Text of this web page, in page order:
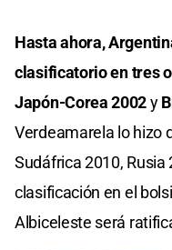
Hasta ahora,
clasificatorio en tres
Japón-Corea 2002y
Verdeamarela lo hizo
Sudáfrica 2010, Rusia
clasificación en el
Albiceleste será